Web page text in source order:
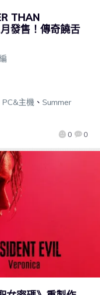
THAN
發售！傳奇饒舌
0 0
PC&主機 、 Summer